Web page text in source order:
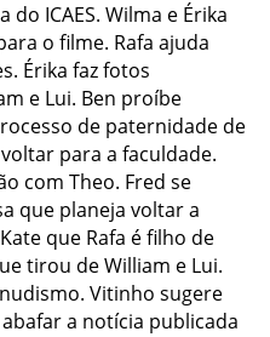
do ICAES. Wilma e Érika
o filme. Rafa ajuda
Érika faz fotos
e Lui. Ben proíbe
de paternidade de
para a faculdade.
com Theo. Fred se
que planeja voltar a
que Rafa é filho de
tirou de William e Lui.
Vitinho sugere
a notícia publicada